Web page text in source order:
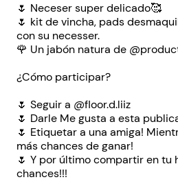
🌷 Neceser super delicado🥰
🌷 kit de vincha, pads
con su necesser.
🌹 Un jabón natura de
¿Cómo participar?
🌷 Seguir a @floor.d.liiz
🌷 Darle Me gusta a esta
🌷 Etiquetar a una amiga!
más chances de ganar!
🌷 Y por último compartir en tu
chances!!!